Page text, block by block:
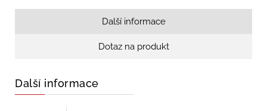
Další informace
Dotaz na produkt
Další informace